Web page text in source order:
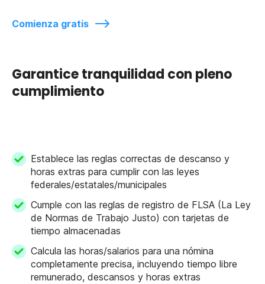
Comienza gratis
Garantice tranquilidad con pleno
cumplimiento
Establece las reglas correctas de descanso y
horas extras para cumplir con las leyes
federales/estatales/municipales
Cumple con las reglas de registro de FLSA (La Ley
de Normas de Trabajo Justo) con tarjetas de
tiempo almacenadas
Calcula las horas/salarios para una nómina
completamente precisa, incluyendo tiempo libre
remunerado, descansos y horas extras